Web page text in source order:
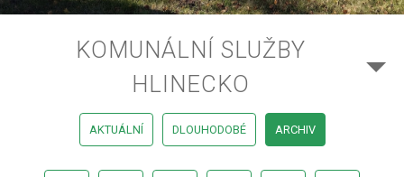
KOMUNÁLNÍ SLUŽBY
HLINECKO
AKTUÁLNÍ DLOUHODOBÉ ARCHIV